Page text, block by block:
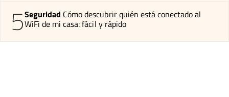
5Seguridad Cómo descubrir quién está conectado al
WiFi de mi casa: fácil y rápido